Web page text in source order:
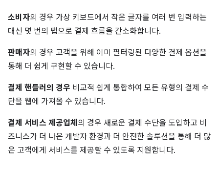
소비자의 경우 가상 키보드에서 작은 글자를 여러 번 입력하는
대신 몇 번의 탭으로 결제 흐름을 간소화합니다.
판매자의 경우 고객을 위해 이미 필터링된 다양한 결제 옵션을
통해 더 쉽게 구현할 수 있습니다.
결제 핸들러의 경우 비교적 쉽게 통합하여 모든 유형의 결제 수
단을 웹에 가져올 수 있습니다.
결제 서비스 제공업체 의 경우 새로운 결제 수단을 도입하고 비
즈니스가 더 나은 개발자 환경과 더 안전한 솔루션을 통해 더 많
은 고객에게 서비스를 제공할 수 있도록 지원합니다.